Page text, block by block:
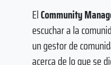
ElCommunity
escuchar a la
un gestor de
acerca de lo que se